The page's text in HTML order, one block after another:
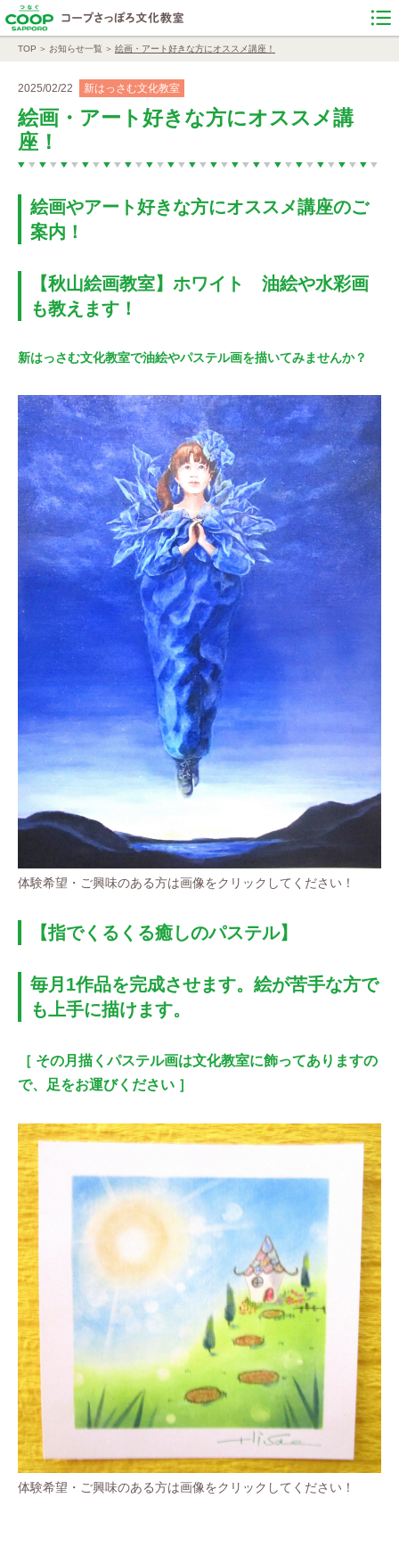
TOP お知らせ一覧 絵画・アート好きな方にオススメ講座！
2025/02/22 新はっさむ文化教室
絵画・アート好きな方にオススメ講
座！
絵画やアート好きな方にオススメ講座のご
案内！
【秋山絵画教室】ホワイト 油絵や水彩画
も教えます！
新はっさむ文化教室で油絵やパステル画を描いてみませんか？
体験希望・ご興味のある方は画像をクリックしてください！
【指でくるくる癒しのパステル】
毎月1作品を完成させます。絵が苦手な方で
も上手に描けます。
その月描くパステル画は文化教室に飾ってありますの
で、足をお運びください
体験希望・ご興味のある方は画像をクリックしてください！